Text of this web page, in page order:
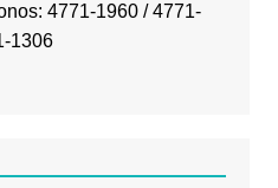
4771-1960 / 4771-
1306